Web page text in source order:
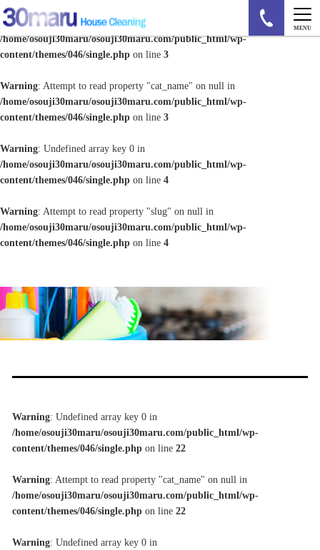
MENU
Warning: Undefined array key 0 in
/home/osouji30maru/osouji30maru.com/public_html/wp-
content/themes/046/single.php on line 3
Warning: Attempt to read property "cat_name" on null in
/home/osouji30maru/osouji30maru.com/public_html/wp-
content/themes/046/single.php on line 3
Warning: Undefined array key 0 in
/home/osouji30maru/osouji30maru.com/public_html/wp-
content/themes/046/single.php on line 4
Warning: Attempt to read property "slug" on null in
/home/osouji30maru/osouji30maru.com/public_html/wp-
content/themes/046/single.php on line 4
Warning: Undefined array key 0 in
/home/osouji30maru/osouji30maru.com/public_html/wp-
content/themes/046/single.phpon line 22
Warning: Attempt to read property "cat_name" on null in
/home/osouji30maru/osouji30maru.com/public_html/wp-
content/themes/046/single.phpon line 22
Warning: Undefined array key 0 in